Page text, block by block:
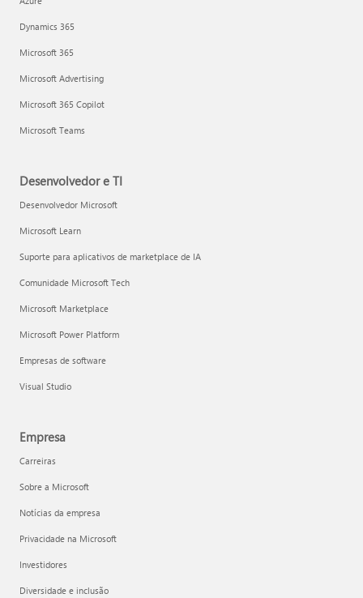
Dynamics 365
Microsoft 365
Microsoft Advertising
Microsoft 365 Copilot
Microsoft Teams
Desenvolvedor e TI
Desenvolvedor Microsoft
Microsoft Learn
Suporte para aplicativos de marketplace de IA
Comunidade Microsoft Tech
Microsoft Marketplace
Microsoft Power Platform
Empresas de software
Visual Studio
Empresa
Carreiras
Sobre a Microsoft
Notícias da empresa
Privacidade na Microsoft
Investidores
Diversidade e inclusão